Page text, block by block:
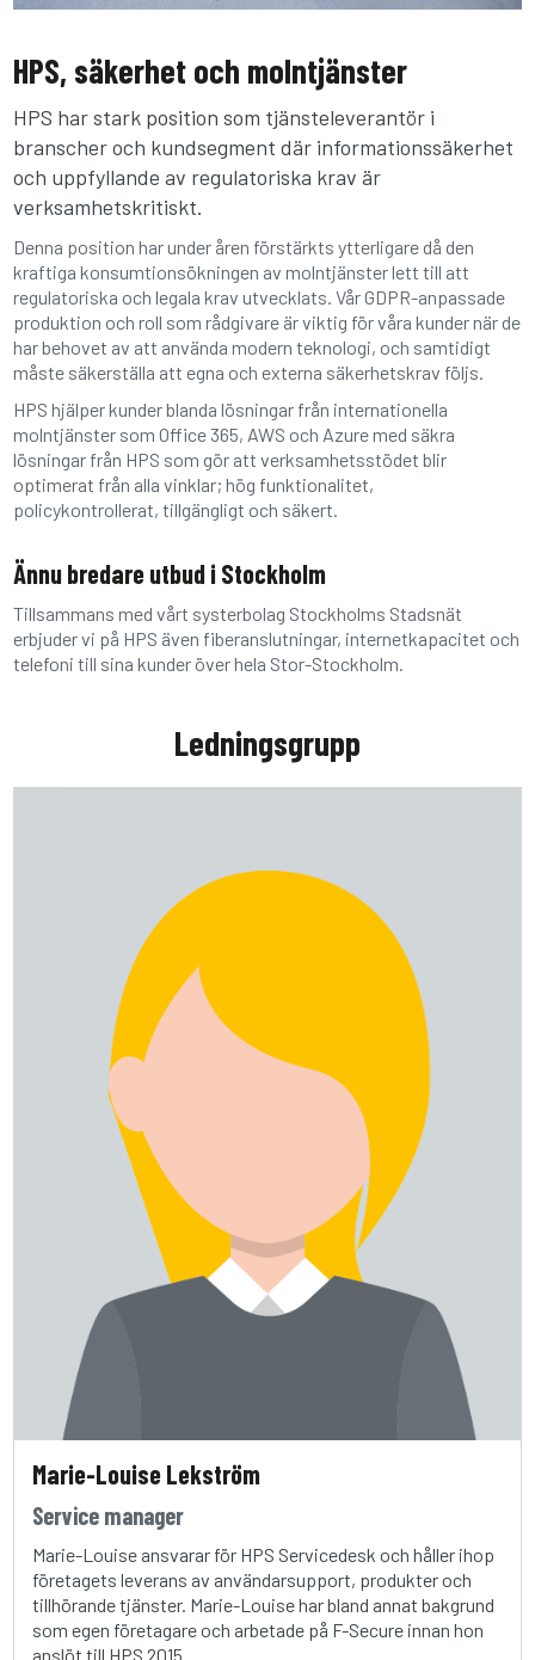
HPS, säkerhet och molntjänster
HPS har stark position som tjänsteleverantör i
branscher och kundsegment där informationssäkerhet
och uppfyllande av regulatoriska krav är
verksamhetskritiskt.
Denna position har under åren förstärkts ytterligare då den
kraftiga konsumtionsökningen av molntjänster lett till att
regulatoriska och legala krav utvecklats. Vår GDPR-anpassade
produktion och roll som rådgivare är viktig för våra kunder när de
har behovet av att använda modern teknologi, och samtidigt
måste säkerställa att egna och externa säkerhetskrav följs.
HPS hjälper kunder blanda lösningar från internationella
molntjänster som Office 365, AWS och Azure med säkra
lösningar från HPS som gör att verksamhetsstödet blir
optimerat från alla vinklar; hög funktionalitet,
policykontrollerat, tillgängligt och säkert.
Ännu bredare utbud i Stockholm
Tillsammans med vårt systerbolag Stockholms Stadsnät
erbjuder vi på HPS även fiberanslutningar, internetkapacitet och
telefoni till sina kunder över hela Stor-Stockholm.
Ledningsgrupp
Marie-Louise Lekström
Service manager
Marie-Louise ansvarar för HPS Servicedesk och håller ihop
företagets leverans av användarsupport, produkter och
tillhörande tjänster. Marie-Louise har bland annat bakgrund
som egen företagare och arbetade på F-Secure innan hon
anslöt till HPS 2015.